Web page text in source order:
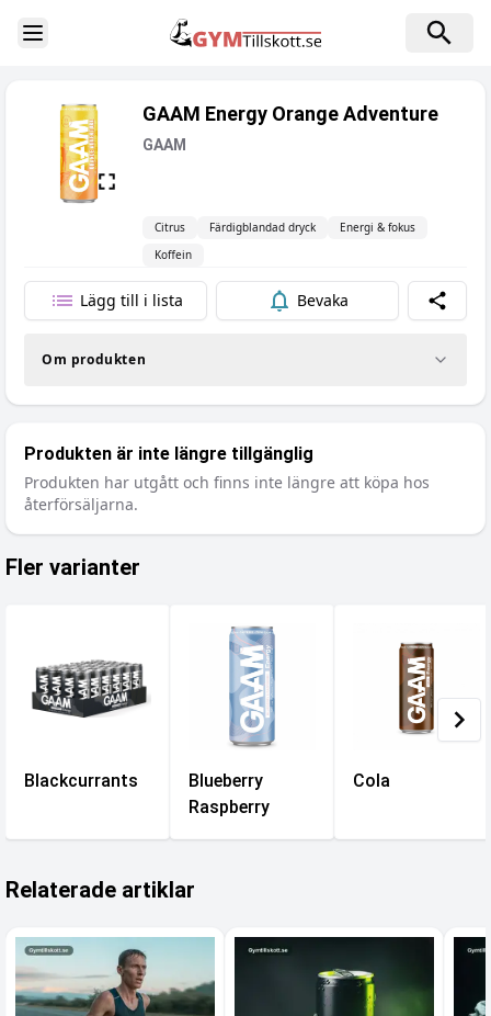
Toggle Sidebar
GAAM Energy Orange Adventure
GAAM
Citrus Färdigblandad dryck
Energi & fokus
Koffein
Lägg till i lista Bevaka Dela
Om produkten
Produkten är inte längre tillgänglig
Produkten har utgått och finns inte längre att köpa hos
återförsäljarna.
Fler varianter
Blackcurrants
Blueberry
Raspberry
Cola
Relaterade artiklar